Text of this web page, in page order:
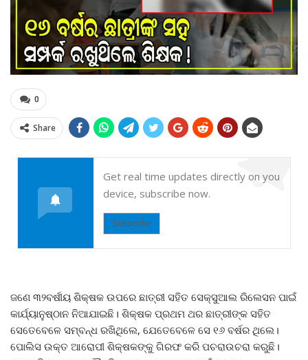
0
Share
Get real time updates directly on you
device, subscribe now.
Subscribe
ଜଣେ ୩୨ବର୍ଷୀୟ ଶିକ୍ଷକ ଉପରେ ଛାତ୍ରୀ ସହିତ ସେକ୍ସୁଆଲ ରିଲେସନ ପାଇଁ
କାର୍ଯ୍ୟାନୁଷ୍ଠାନ ନିଆଯାଇଛି। ଶିକ୍ଷକ ପ୍ରଥମ ଥର ଛାତ୍ରୀଙ୍କ ସହିତ
ସେତେବେଳେ ସମ୍ବନ୍ଧ ରଖିଥିଲେ, ଯେତେବେଳେ ସେ ୧୬ ବର୍ଷର ଥିଲେ।
ପୋଲିସ ଉକ୍ତ ଆରୋପୀ ଶିକ୍ଷକଙ୍କୁ ଗିରଫ କରି ପଚରାଉଚରା କରୁଛି।